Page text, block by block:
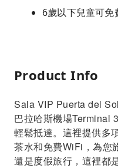
6歲以下兒童可免
Product Info
Sala VIP Puerta del
巴拉哈斯機場Terminal
輕鬆抵達。這裡提供多
茶水和免費WiFi，為您
還是度假旅行，這裡都